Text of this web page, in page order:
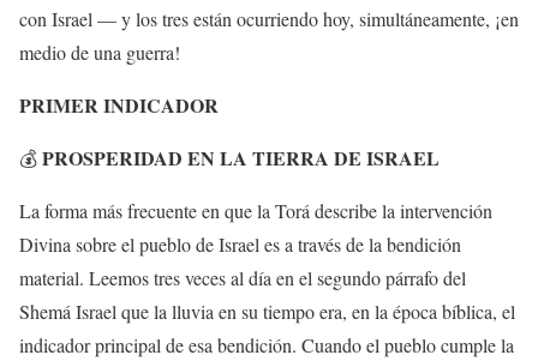
con Israel — y los tres están ocurriendo hoy, simultáneamente, ¡en
medio de una guerra!
PRIMER INDICADOR
💰PROSPERIDAD EN LA TIERRA DE ISRAEL
La forma más frecuente en que la Torá describe la intervención
Divina sobre el pueblo de Israel es a través de la bendición
material. Leemos tres veces al día en el segundo párrafo del
Shemá Israel que la lluvia en su tiempo era, en la época bíblica, el
indicador principal de esa bendición. Cuando el pueblo cumple la